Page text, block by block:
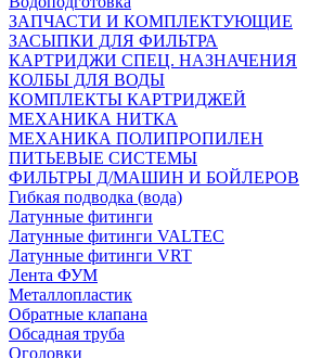
ЗАПЧАСТИ И КОМПЛЕКТУЮЩИЕ
ЗАСЫПКИ ДЛЯ ФИЛЬТРА
КАРТРИДЖИ СПЕЦ. НАЗНАЧЕНИЯ
КОЛБЫ ДЛЯ ВОДЫ
КОМПЛЕКТЫ КАРТРИДЖЕЙ
МЕХАНИКА НИТКА
МЕХАНИКА ПОЛИПРОПИЛЕН
ПИТЬЕВЫЕ СИСТЕМЫ
ФИЛЬТРЫ Д/МАШИН И БОЙЛЕРОВ
Гибкая подводка (вода)
Латунные фитинги
Латунные фитинги VALTEC
Латунные фитинги VRT
Лента ФУМ
Металлопластик
Обратные клапана
Обсадная труба
Оголовки